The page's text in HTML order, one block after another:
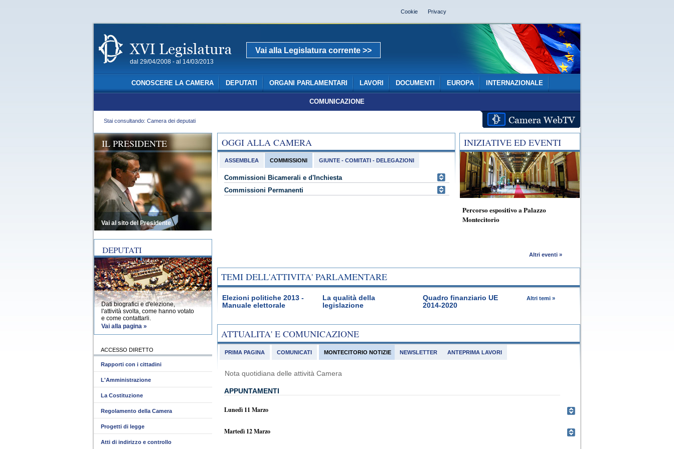
Cookie Privacy
dal 29/04/2008 - al 14/03/2013
Vai alla Legislatura corrente >>
CONOSCERE LA CAMERA DEPUTATI ORGANI PARLAMENTARI LAVORI DOCUMENTI EUROPA INTERNAZIONALE
COMUNICAZIONE
Stai consultando: Camera dei deputati
OGGI ALLA CAMERA
ASSEMBLEA COMMISSIONI
Commissioni Bicamerali e d'Inchiesta
Commissioni Permanenti
GIUNTE - COMITATI - DELEGAZIONI
INIZIATIVE ED EVENTI
Percorso espositivo a Palazzo
Montecitorio
Altri eventi »
TEMI DELL'ATTIVITA' PARLAMENTARE
Elezioni politiche 2013 -
Manuale elettorale
La qualità della
legislazione
Quadro finanziario UE
2014-2020
Altri temi »
ATTUALITA' E COMUNICAZIONE
PRIMA PAGINA COMUNICATI MONTECITORIO NOTIZIE
Nota quotidiana delle attività Camera
APPUNTAMENTI
Lunedì 11 Marzo
Martedì 12 Marzo
ANTEPRIMA LAVORI
NEWSLETTER
IL PRESIDENTE
Vai al sito del Presidente
DEPUTATI
Dati biografici e d'elezione,
l'attività svolta, come hanno votato
e come contattarli.
Vai alla pagina »
ACCESSO DIRETTO
Rapporti con i cittadini
L'Amministrazione
La Costituzione
Regolamento della Camera
Progetti di legge
Atti di indirizzo e controllo